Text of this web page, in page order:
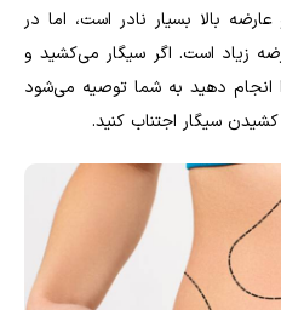
بالا بسیار نادر است، اما در
زیاد است. اگر سیگار می‌کشید و
انجام دهید به شما توصیه می‌شود
سیگار اجتناب کنید.